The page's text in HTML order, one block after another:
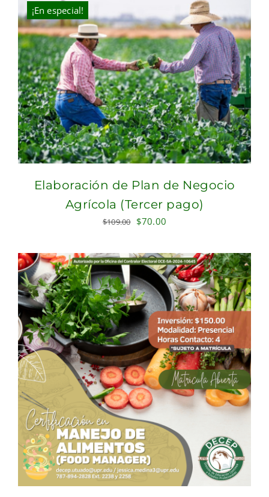
¡En especial!
Elaboración de Plan de Negocio
Agrícola (Tercer pago)
$109.00 Original
was:
$109.00.
$70.00
is:
$70.00.